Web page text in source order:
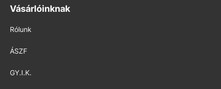
Vásárlóinknak
Rólunk
ÁSZF
GY.I.K.